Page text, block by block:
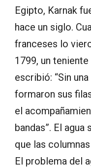
Egipto, Karnak
hace un siglo.
franceses lo
1799, un
escribió: “Sin
formaron sus
el
bandas”. El agua
que las
El problema del